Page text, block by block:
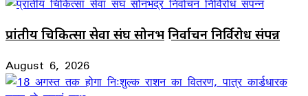
प्रांतीय चिकित्सा सेवा संघ सोनभद्र निर्वाचन निर्विरोध संपन्न
August 6, 2026